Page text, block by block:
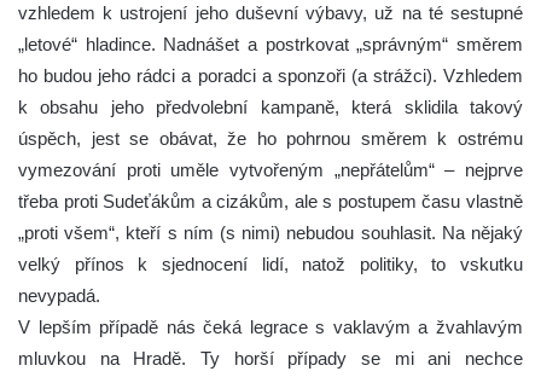
vzhledem k ustrojení jeho duševní výbavy, už na té sestupné
„letové“ hladince. Nadnášet a postrkovat „správným“ směrem
ho budou jeho rádci a poradci a sponzoři (a strážci). Vzhledem
k obsahu jeho předvolební kampaně, která sklidila takový
úspěch, jest se obávat, že ho pohrnou směrem k ostrému
vymezování proti uměle vytvořeným „nepřátelům“ – nejprve
třeba proti Sudeťákům a cizákům, ale s postupem času vlastně
„proti všem“, kteří s ním (s nimi) nebudou souhlasit. Na nějaký
velký přínos k sjednocení lidí, natož politiky, to vskutku
nevypadá.
V lepším případě nás čeká legrace s vaklavým a žvahlavým
mluvkou na Hradě. Ty horší případy se mi ani nechce